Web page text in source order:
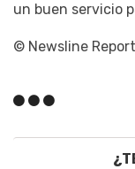
un buen servicio
© Newsline